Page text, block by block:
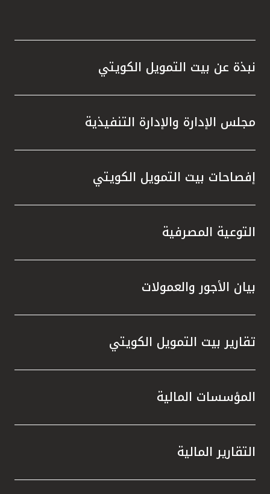
نبذة عن بيت التمويل الكويتي
مجلس الإدارة والإدارة التنفيذية
إفصاحات بيت التمويل الكويتي
التوعية المصرفية
بيان الأجور والعمولات
تقارير بيت التمويل الكويتي
المؤسسات المالية
التقارير المالية